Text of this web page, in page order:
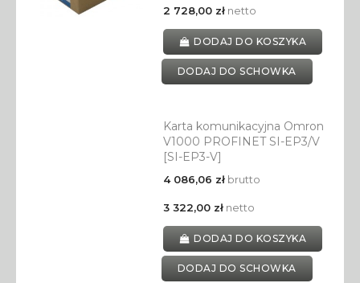
2 728,00 złnetto
DODAJ DO KOSZYKA
DODAJ DO SCHOWKA
Karta komunikacyjna Omron
V1000 PROFINET SI-EP3/V
[SI-EP3-V]
4 086,06 złbrutto
3 322,00 złnetto
DODAJ DO KOSZYKA
DODAJ DO SCHOWKA